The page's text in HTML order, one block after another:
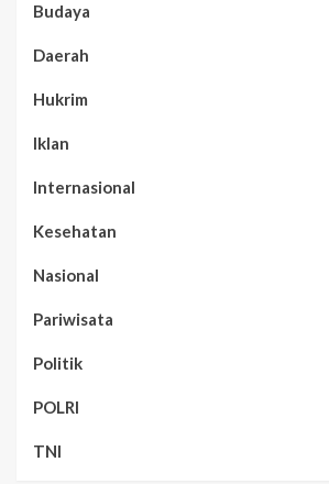
Budaya
Daerah
Hukrim
Iklan
Internasional
Kesehatan
Nasional
Pariwisata
Politik
POLRI
TNI